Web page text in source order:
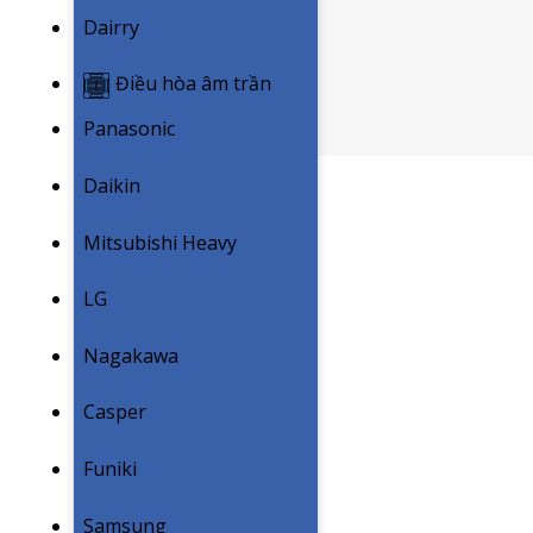
Dairry
Điều hòa âm trần
Panasonic
Daikin
Mitsubishi Heavy
LG
Nagakawa
Casper
Funiki
Samsung